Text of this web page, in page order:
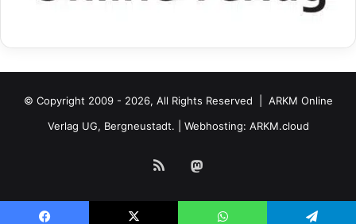
© Copyright 2009 - 2026, All Rights Reserved | ARKM Online
Verlag UG, Bergneustadt. | Webhosting: ARKM.cloud
RSS